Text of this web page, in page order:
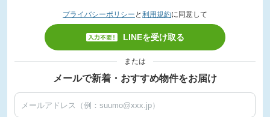
プライバシーポリシー と 利用規約に同意して
LINEを受け取る
または
メールで新着・おすすめ物件をお届け